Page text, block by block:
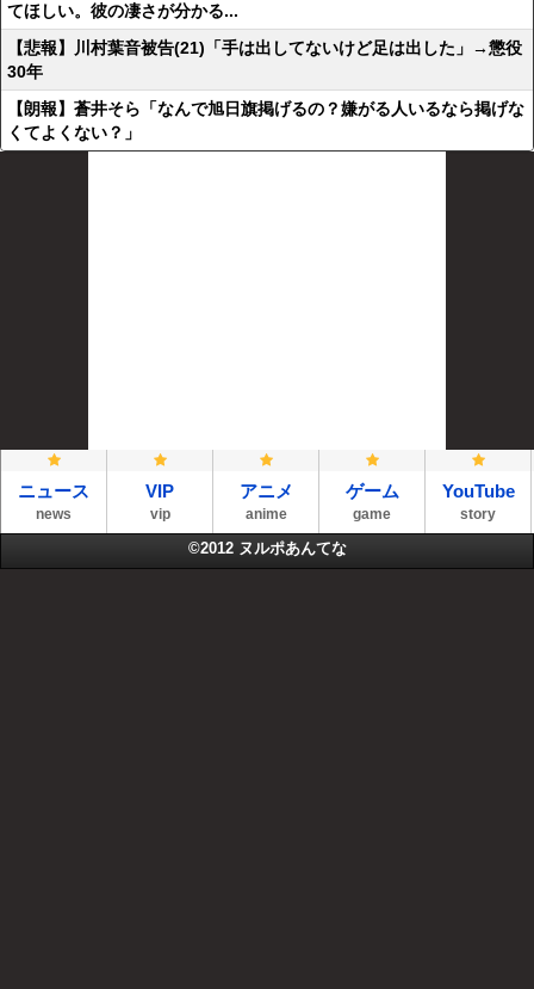
てほしい。彼の凄さが分かる...
【悲報】川村葉音被告(21)「手は出してないけど足は出した」→懲役
30年
【朗報】蒼井そら「なんで旭日旗掲げるの？嫌がる人いるなら掲げな
くてよくない？」
ニュース
news
VIP
vip
アニメ
anime
ゲーム
game
YouTube
story
©2012 ヌルポあんてな